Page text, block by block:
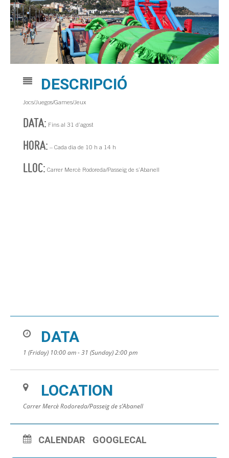
DESCRIPCIÓ
Jocs/Juegos/Games/Jeux
DATA: Fins al 31 d’agost
HORA: – Cada dia de 10 h a 14 h
LLOC: Carrer Mercè Rodoreda/Passeig de s’Abanell
DATA
1 (Friday) 10:00 am - 31 (Sunday) 2:00 pm
LOCATION
Carrer Mercè Rodoreda/Passeig de s’Abanell
CALENDAR GOOGLECAL